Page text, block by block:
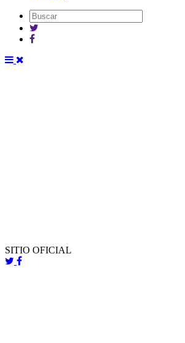
SITIO OFICIAL